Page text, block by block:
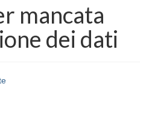
I.)
mancata
dei dati